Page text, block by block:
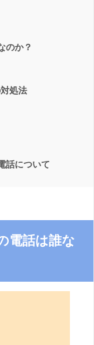
のか？
処法
話について
電話は誰な